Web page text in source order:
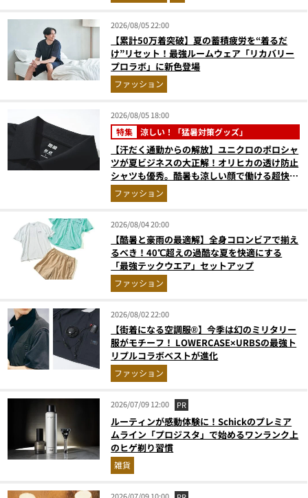
2026/08/05 22:00
【累計50万着突破】夏の蓄積疲労を“着るだ
け”リセット！最強ルームウェア「リカバリー
プロラボ」に新色登場
ファッション
2026/08/05 18:00
特集 涼しい！「猛暑対策グッズ」
【汗だく通勤からの解放】ユニクロのポロシャ
ツが夏ビジネスの大正解！オリヒカの透け防止
シャツも優秀。酷暑も涼しい顔で働ける超快適
ウエアの実力
ファッション
2026/08/04 20:00
【酷暑と豪雨の最適解】全身コロンビアで揃え
るべき！40℃超えの過酷な夏を快適にする
「最強テックウエア」セットアップ
ファッション
2026/08/02 22:00
【街着になる空調服®】今季は幻のミリタリー
服がモチーフ！ LOWERCASE×URBSの最強ト
リプルコラボベストが進化
ファッション
2026/07/09 12:00 PR
ルーティンが感動体験に！Schickのプレミア
ムライン「プロジスタ」で始めるワンランク上
のヒゲ剃り習慣
雑貨
2026/07/09 10:00